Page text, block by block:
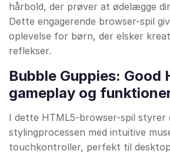
hårbold, der prøver at ødelægge
Dette engagerende browser-spil
oplevelse for børn, der elsker
reflekser.
Bubble Guppies: Good
gameplay og
I dette HTML5-browser-spil styrer
stylingprocessen med intuitive
touchkontroller, perfekt til